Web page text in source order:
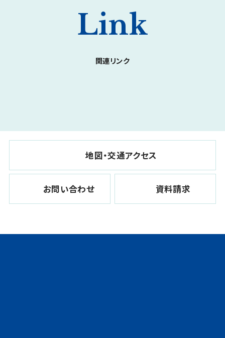
Link
関連リンク
地図・交通アクセス
お問い合わせ 資料請求